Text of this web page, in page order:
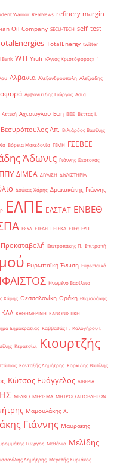
Warrior RealNews refinery margin
Oil Company SECU-TECH self-test
TotalEnergy twitter
Bank WTI Yiufi «Άγιος Χριστόφορος» ΄1
Αλβανία Αλεξανδρούπολη Αλεξιάδης
Αρβανιτίδης Γιώργος Ασία
Αττική Αχτσιόγλου Έφη ΒΕΘ Βέττας Ι.
Βεσυρόπουλος Απ. Βιλιάρδος Βασίλης
Βόρεια Μακεδονία ΓΕΜΗ ΓΣΕΒΕΕ
Άδωνις Γιάννης Θεοτοκάς
ΔΙΜΕΑ ΔΙΥΛΙΣΗ ΔΙΥΛΙΣΤΗΡΙΑ
Δούκας Χάρης Δρακακάκης Γιάννης
ΕΛΠΕ ΕΛΣΤΑΤ ΕΝΒΕΘ
ΕΣΥΔ ΕΤΕΑΕΠ ΕΤΕΚΑ ΕΤΕπ ΕΥΠ
Προκαταβολή Επιτροπάκης Π. Επιτροπή
Ευρωπαϊκή Ένωση Ευρωπαϊκό
Ηνωμένο Βασίλειο
Χάρης Θεσσαλονίκη Θράκη Θωμαδάκης
ΚΑΔ ΚΑΘΗΜΕΡΙΝΗ ΚΑΝΟΝΙΣΤΙΚΗ
Δημοκρατίας Καββαθάς Γ. Καλογήρου Ι.
Κερατσίνι
Κιουρτζής
Κονταξής Δημήτρης Κορκίδης Βασίλης
Κώτσος Ευάγγελος ΛΙΒΕΡΙΑ
ΜΕΛΚΟ ΜΕΡΙΣΜΑ ΜΗΤΡΩΟ ΑΠΟΒΛΗΤΩΝ
Μαμουλάκης Χ.
Γιάννης Μαυράκης
Γιώργος Μεθάνιο Μελίδης
Δημήτρης Μερελής Κυριάκος